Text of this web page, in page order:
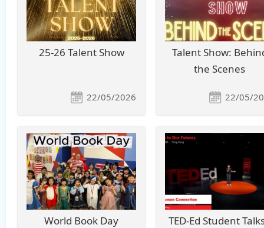
25-26 Talent Show
22/05/2026
Talent Show:
the Scenes
22/05/
World Book Day
TED-Ed Student